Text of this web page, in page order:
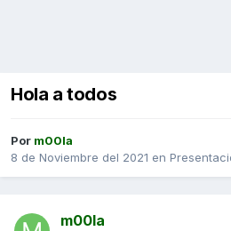
Hola a todos
Por m00la
8 de Noviembre del 2021 en
m00la